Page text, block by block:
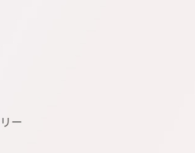
ー